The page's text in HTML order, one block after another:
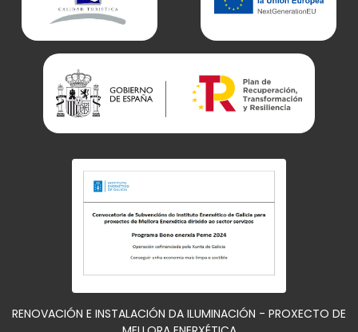
RENOVACIÓN E INSTALACIÓN DA ILUMINACIÓN - PROXECTO DE